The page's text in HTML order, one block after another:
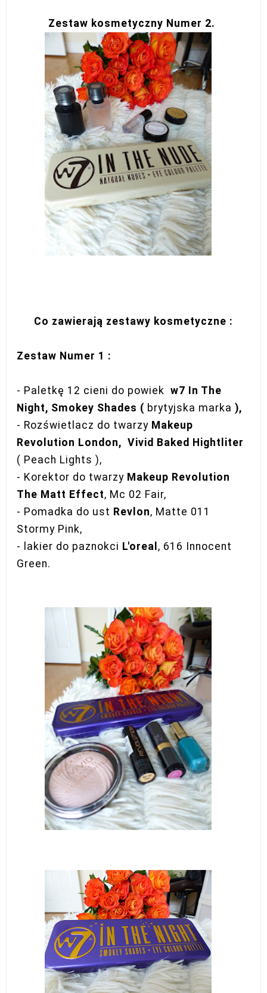
Zestaw kosmetyczny Numer 2.
Co zawierają zestawy kosmetyczne :
Zestaw Numer 1 :
- Paletkę 12 cieni do powiekw7 In The
Night, Smokey Shades ( brytyjska marka ),
- Rozświetlacz do twarzy Makeup
Revolution London, Vivid Baked Hightliter
( Peach Lights ),
- Korektor do twarzy Makeup Revolution
The Matt Effect, Mc 02 Fair,
- Pomadka do ust Revlon, Matte 011
Stormy Pink,
- lakier do paznokci L'oreal , 616 Innocent
Green.